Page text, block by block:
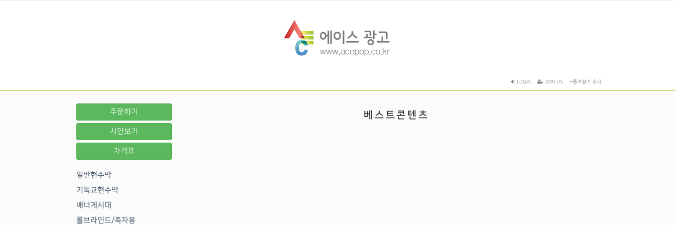
LOGIN JOIN US +즐겨찾기 추가
베스트콘텐츠
주문하기
시안보기
가격표
일반현수막
기독교현수막
배너게시대
롤브라인드/족자봉